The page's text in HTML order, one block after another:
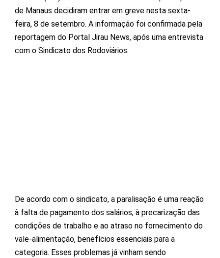
de Manaus decidiram entrar em greve nesta sexta-
feira, 8 de setembro. A informação foi confirmada pela
reportagem do Portal Jirau News, após uma entrevista
com o Sindicato dos Rodoviários.
De acordo com o sindicato, a paralisação é uma reação
à falta de pagamento dos salários, à precarização das
condições de trabalho e ao atraso no fornecimento do
vale-alimentação, benefícios essenciais para a
categoria. Esses problemas já vinham sendo